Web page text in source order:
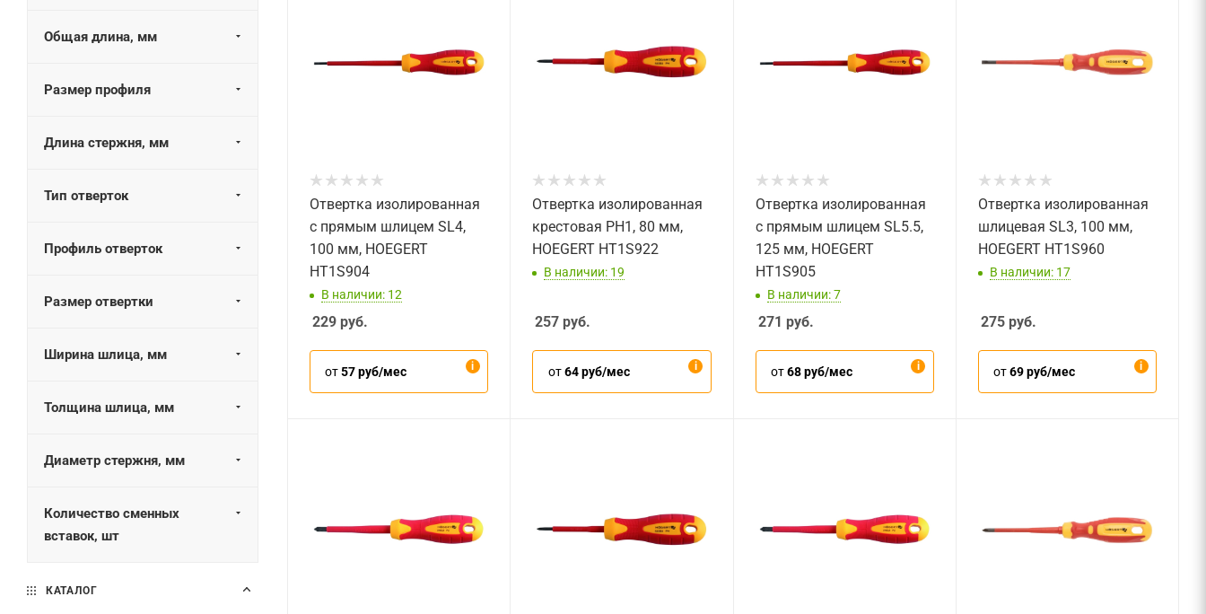
Отвертка изолированная
с прямым шлицем SL4,
100 мм, HOEGERT
HT1S904
В наличии: 12
229 руб.
от57 руб/мес
Отвертка изолированная
крестовая PH1, 80 мм,
HOEGERT HT1S922
В наличии: 19
257 руб.
от64 руб/мес
Отвертка изолированная
с прямым шлицем SL5.5,
125 мм, HOEGERT
HT1S905
В наличии: 7
271 руб.
от68 руб/мес
Отвертка изолированная
шлицевая SL3, 100 мм,
HOEGERT HT1S960
В наличии: 17
275руб.
от69 руб/мес
КАТАЛОГ
Общая длина, мм
Размер профиля
Длина стержня, мм
Тип отверток
Профиль отверток
Размер отвертки
Ширина шлица, мм
Толщина шлица, мм
Диаметр стержня, мм
Количество сменных
вставок, шт